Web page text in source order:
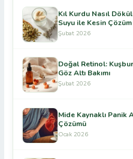
Kıl Kurdu Nasıl
Suyu ile Kesin Çözüm
Şubat 2026
Doğal Retinol:
Göz Altı Bakımı
Şubat 2026
Mide Kaynaklı Panik
Çözümü
Ocak 2026